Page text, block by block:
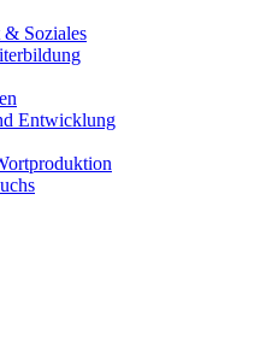
& Soziales
Entwicklung